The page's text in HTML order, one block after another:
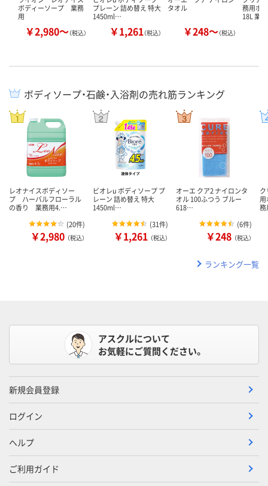
ボディーソープ 業務
用
￥2,980～（税込）
プレーン 詰め替え 特大
1450ml…
￥1,261（税込）
タオル
￥248～（税込）
務用ボ
18L 業
ボディソープ・石鹸・入浴剤の売れ筋ランキング
レオナイスボディソー
プ ハーバルフローラル
の香り 業務用4.…
(20件)
￥2,980 （税込）
ビオレu ボディソープ プ
レーン 詰め替え 特大
1450ml…
(31件)
￥1,261 （税込）
オーエ クア2 ナイロンタ
オル 100ふつう ブルー
618…
(6件)
￥248 （税込）
ランキング一覧
アスクルについて
お気軽にご質問ください。
新規会員登録
ログイン
ヘルプ
ご利用ガイド